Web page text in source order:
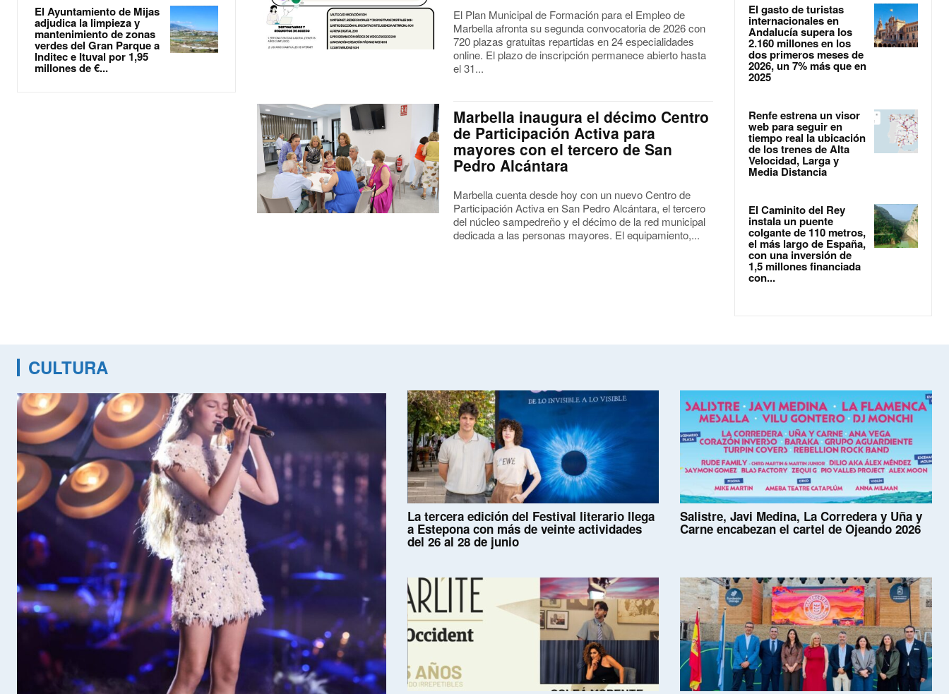
El Ayuntamiento de Mijas
adjudica la limpieza y
mantenimiento de zonas
verdes del Gran Parque a
Inditec e Ituval por 1,95
millones de €...
El Plan Municipal de Formación para el Empleo de
Marbella afronta su segunda convocatoria de 2026 con
720 plazas gratuitas repartidas en 24 especialidades
online. El plazo de inscripción permanece abierto hasta
el 31...
Marbella inaugura el décimo Centro
de Participación Activa para
mayores con el tercero de San
Pedro Alcántara
Marbella cuenta desde hoy con un nuevo Centro de
Participación Activa en San Pedro Alcántara, el tercero
del núcleo sampedreño y el décimo de la red municipal
dedicada a las personas mayores. El equipamiento,...
El gasto de turistas
internacionales en
Andalucía supera los
2.160 millones en los
dos primeros meses de
2026, un 7% más que en
2025
Renfe estrena un visor
web para seguir en
tiempo real la ubicación
de los trenes de Alta
Velocidad, Larga y
Media Distancia
El Caminito del Rey
instala un puente
colgante de 110 metros,
el más largo de España,
con una inversión de
1,5 millones financiada
con...
CULTURA
La tercera edición del Festival literario llega
a Estepona con más de veinte actividades
del 26 al 28 de junio
Salistre, Javi Medina, La Corredera y Uña y
Carne encabezan el cartel de Ojeando 2026